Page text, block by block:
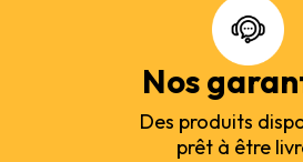
Nos
Des produits
prêt à être